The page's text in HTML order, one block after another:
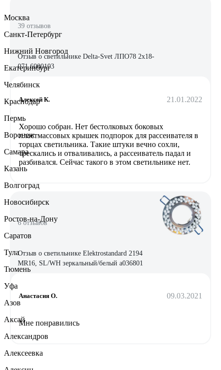
39 отзывов
Отзыв о светильнике Delta-Svet ЛПО78 2х18-
071 6000103
Алексей К. 21.01.2022
Хорошо собран. Нет бестолковых боковых
пластмассовых крышек подпорок для рассеивателя в
торцах светильника. Такие штуки вечно сохли,
трескались и отваливались, а рассеиватель падал и
разбивался. Сейчас такого в этом светильнике нет.
6 отзывов
Отзыв о светильнике Elektrostandard 2194
MR16, SL/WH зеркальный/белый a036801
Анастасия О. 09.03.2021
Мне понравились
Москва
Санкт-Петербург
Нижний Новгород
Екатеринбург
Челябинск
Краснодар
Пермь
Воронеж
Самара
Казань
Волгоград
Новосибирск
Ростов-на-Дону
Саратов
Тула
Тюмень
Уфа
Азов
Аксай
Александров
Алексеевка